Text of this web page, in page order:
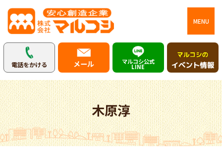
MENU
電話をかける メール マルコシ公式
LINE
木原淳